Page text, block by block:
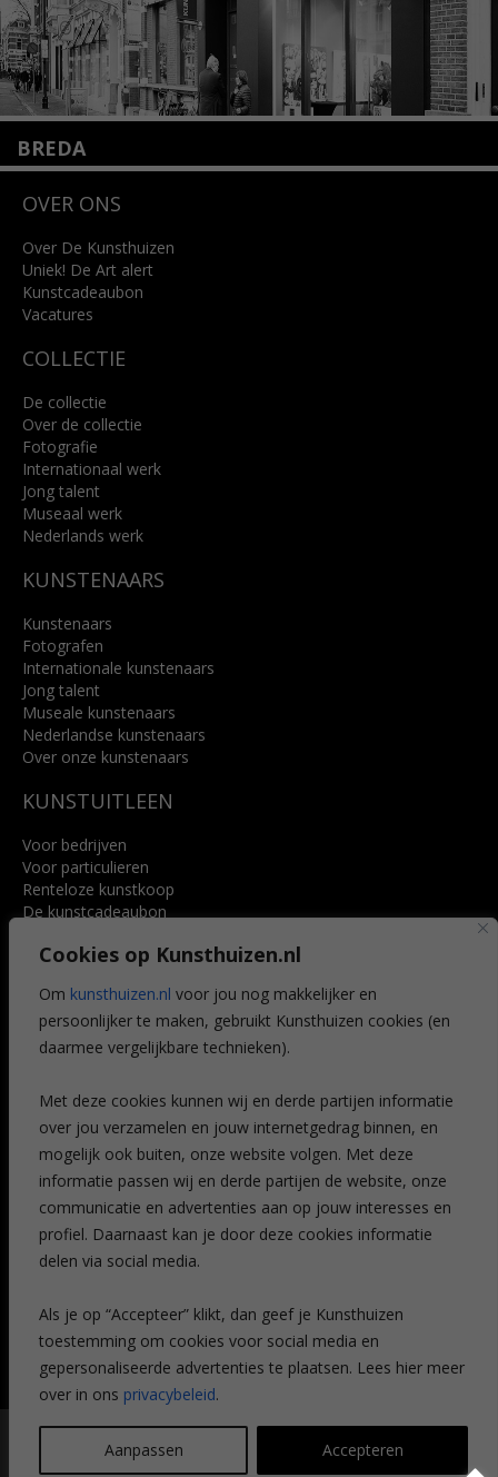
Cookies op Kunsthuizen.nl
Om kunsthuizen.nl voor jou nog makkelijker en
persoonlijker te maken, gebruikt Kunsthuizen cookies (en
daarmee vergelijkbare technieken).
Met deze cookies kunnen wij en derde partijen informatie
over jou verzamelen en jouw internetgedrag binnen, en
mogelijk ook buiten, onze website volgen. Met deze
informatie passen wij en derde partijen de website, onze
communicatie en advertenties aan op jouw interesses en
profiel. Daarnaast kan je door deze cookies informatie
delen via social media.
Als je op “Accepteer” klikt, dan geef je Kunsthuizen
toestemming om cookies voor social media en
gepersonaliseerde advertenties te plaatsen. Lees hier meer
over in ons privacybeleid.
Aanpassen Accepteren
BREDA
4818 SB Breda
info@kunsthuisbreda.nl
Lees meer
OVER ONS
Over De Kunsthuizen
Uniek! De Art alert
Kunstcadeaubon
Vacatures
COLLECTIE
De collectie
Over de collectie
Fotografie
Internationaal werk
Jong talent
Museaal werk
Nederlands werk
KUNSTENAARS
Kunstenaars
Fotografen
Internationale kunstenaars
Jong talent
Museale kunstenaars
Nederlandse kunstenaars
Over onze kunstenaars
KUNSTUITLEEN
Voor bedrijven
Voor particulieren
Renteloze kunstkoop
De kunstcadeaubon
Voordelen
Veelgestelde vragen
CONTACT
Leiden
Amsterdam
Breda
Favorieten
Mijn art alert
NIEUWSBRIEF
© Kunsthuizen 2026 All rights reserved | Disclaimer|
statement
Legit